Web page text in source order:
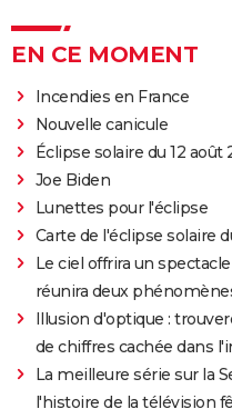
EN CE MOMENT
Incendies en France
Nouvelle canicule
Éclipse solaire du 12 août
Joe Biden
Lunettes pour l'éclipse
Carte de l'éclipse solaire
Le ciel offrira un
réunira deux
Illusion d'optique :
de chiffres cachée dans
La meilleure série sur la
l'histoire de la télévision